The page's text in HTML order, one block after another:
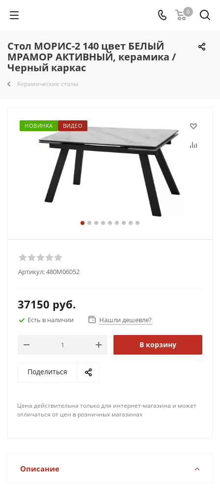
0
Стол МОРИС-2 140 цвет БЕЛЫЙ
МРАМОР АКТИВНЫЙ, керамика /
Черный каркас
Керамические столы
НОВИНКА ВИДЕО
Артикул:480M06052
37150 руб.
Есть в наличии Нашли дешевле?
В корзину
Поделиться
Цена действительна только для интернет-магазина и может
отличаться от цен в розничных магазинах
Описание